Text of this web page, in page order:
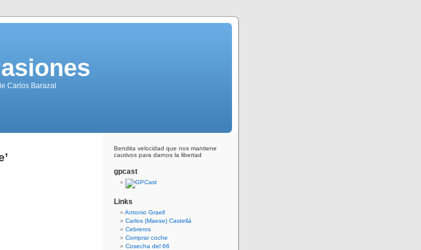
Carlos Barazal
Bendita velocidad que nos mantiene
cautivos para darnos la libertad
gpcast
Links
Antonio Graell
Carlos (Maese) Castellá
Cebreros
Comprar coche
Cosecha del 66